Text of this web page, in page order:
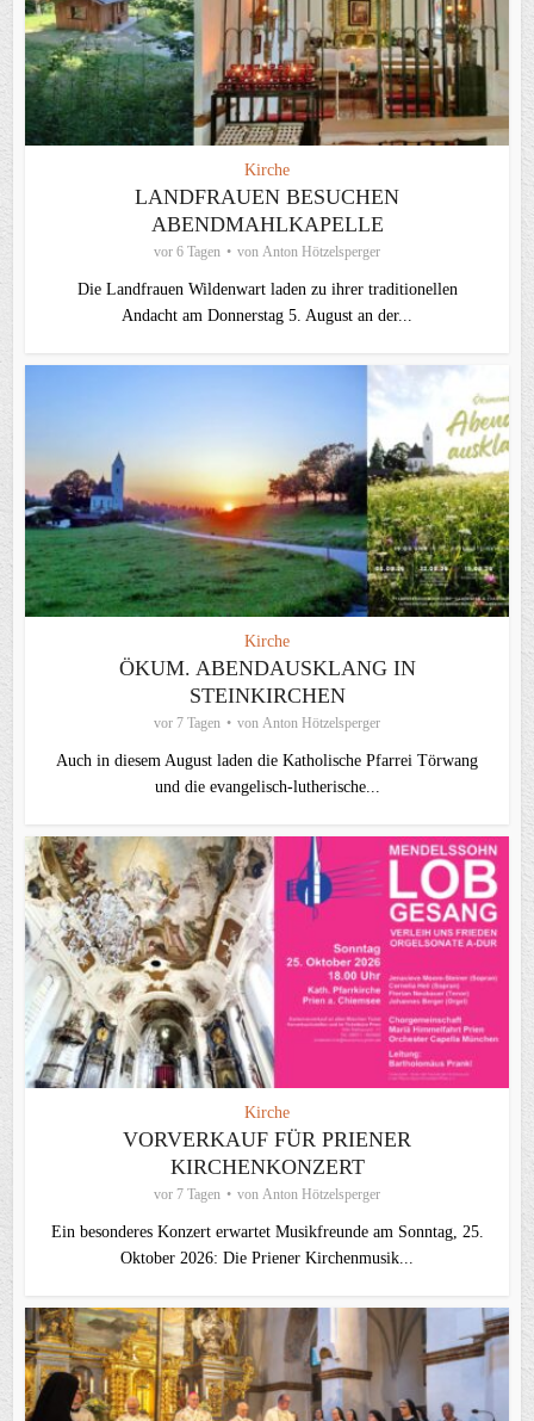
Kirche
LANDFRAUEN BESUCHEN
ABENDMAHLKAPELLE
vor 6 Tagen von Anton Hötzelsperger
Die Landfrauen Wildenwart laden zu ihrer traditionellen
Andacht am Donnerstag 5. August an der...
Kirche
ÖKUM. ABENDAUSKLANG IN
STEINKIRCHEN
vor 7 Tagen von Anton Hötzelsperger
Auch in diesem August laden die Katholische Pfarrei Törwang
und die evangelisch‑lutherische...
Kirche
VORVERKAUF FÜR PRIENER
KIRCHENKONZERT
vor 7 Tagen von Anton Hötzelsperger
Ein besonderes Konzert erwartet Musikfreunde am Sonntag, 25.
Oktober 2026: Die Priener Kirchenmusik...